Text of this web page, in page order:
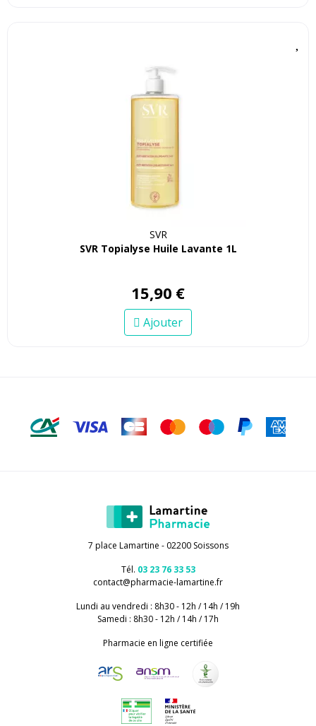
SVR
SVR Topialyse Huile Lavante 1L
15,90 €
Ajouter
7 place Lamartine - 02200 Soissons
Tél. 03 23 76 33 53
contact@pharmacie-lamartine.fr
Lundi au vendredi : 8h30 - 12h / 14h / 19h
Samedi : 8h30 - 12h / 14h / 17h
Pharmacie en ligne certifiée